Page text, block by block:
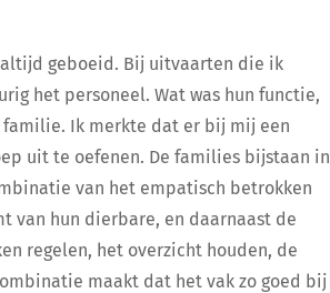
geboeid. Bij uitvaarten die ik
het personeel. Wat was hun functie,
Ik merkte dat er bij mij een
uit te oefenen. De families bijstaan in
van het empatisch betrokken
van hun dierbare, en daarnaast de
regelen, het overzicht houden, de
maakt dat het vak zo goed bij